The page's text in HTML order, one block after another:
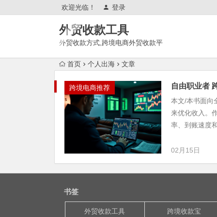
欢迎光临！ 登录
外贸收款工具
外贸收款方式,跨境电商外贸收款平
逊,tk,tiktok,temu特姆,东南亚
首页 个人出海 文章
跨境电商推荐 自由职业者
本文/本书面向
来优化收入。
率、到账速度和
02月15日
书签
外贸收款工具 跨境收款宝